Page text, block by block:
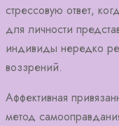
стрессовую ответ,
для личности
индивиды нередко
воззрений.
Аффективная
метод